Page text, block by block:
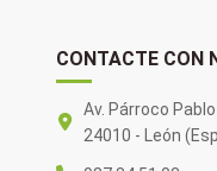
CONTACTE CON
Av. Párroco
24010 - León